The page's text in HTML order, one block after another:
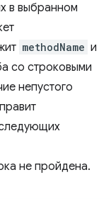
в выбранном
methodName и
со строковыми
непустого
не пройдена.